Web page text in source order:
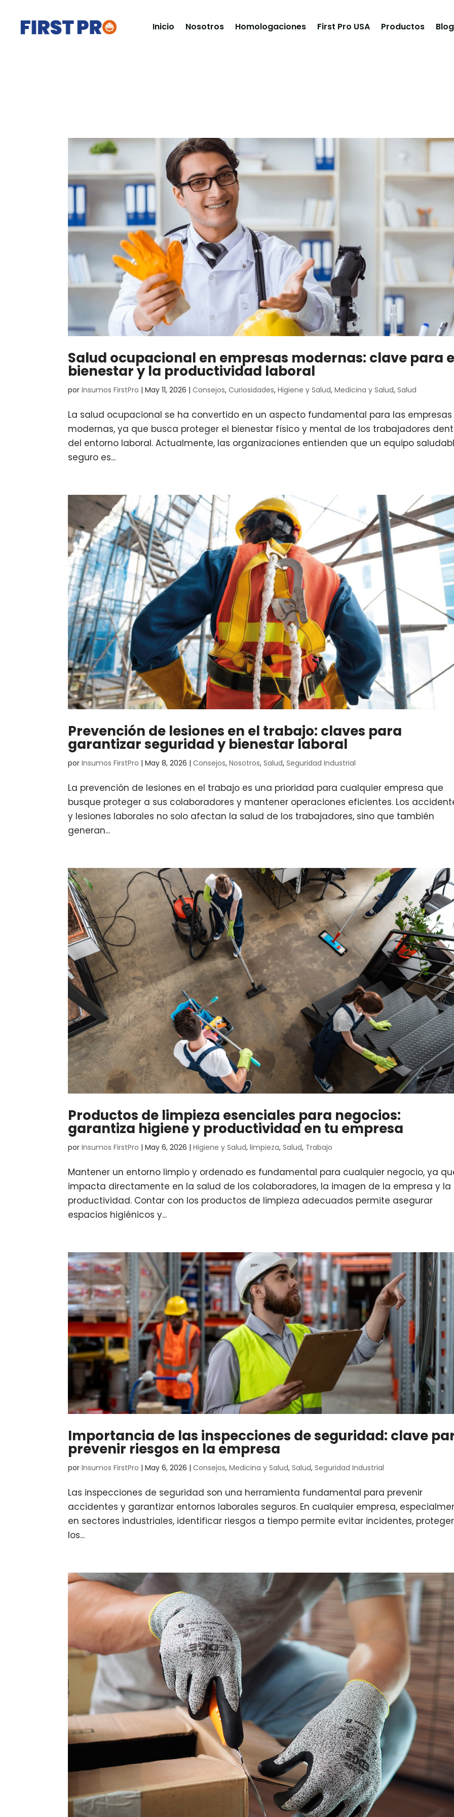
Inicio Nosotros Homologaciones First Pro USA Productos Blog
Salud ocupacional en empresas modernas: clave para
bienestar y la productividad laboral
porInsumos FirstPro |May 11, 2026 |Consejos,Curiosidades,Higiene y Salud,Medicina y Salud,Salud
La salud ocupacional se ha convertido en un aspecto fundamental para las empresas
modernas, ya que busca proteger el bienestar físico y mental de los trabajadores
del entorno laboral. Actualmente, las organizaciones entienden que un equipo
seguro es...
Prevención de lesiones en el trabajo: claves para
garantizar seguridad y bienestar laboral
porInsumos FirstPro |May 8, 2026 |Consejos,Nosotros,Salud,Seguridad Industrial
La prevención de lesiones en el trabajo es una prioridad para cualquier empresa que
busque proteger a sus colaboradores y mantener operaciones eficientes. Los
y lesiones laborales no solo afectan la salud de los trabajadores, sino que también
generan...
Productos de limpieza esenciales para negocios:
garantiza higiene y productividad en tu empresa
porInsumos FirstPro |May 6, 2026 |Higiene y Salud,limpieza,Salud, Trabajo
Mantener un entorno limpio y ordenado es fundamental para cualquier negocio, ya
impacta directamente en la salud de los colaboradores, la imagen de la empresa y la
productividad. Contar con los productos de limpieza adecuados permite asegurar
espacios higiénicos y...
Importancia de las inspecciones de seguridad: clave
prevenir riesgos en la empresa
porInsumos FirstPro |May 6, 2026 |Consejos,Medicina y Salud,Salud,Seguridad Industrial
Las inspecciones de seguridad son una herramienta fundamental para prevenir
accidentes y garantizar entornos laborales seguros. En cualquier empresa,
en sectores industriales, identificar riesgos a tiempo permite evitar incidentes,
los...